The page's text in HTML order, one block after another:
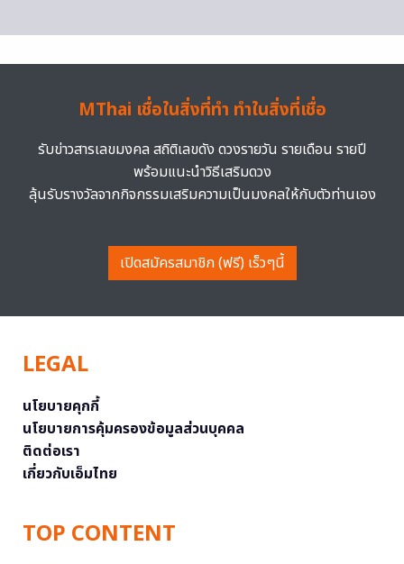
MThai เชื่อในสิ่งที่ทำ ทำในสิ่งที่เชื่อ
รับข่าวสารเลขมงคล สถิติเลขดัง ดวงรายวัน รายเดือน รายปี
พร้อมแนะนำวิธีเสริมดวง
ลุ้นรับรางวัลจากกิจกรรมเสริมความเป็นมงคลให้กับตัวท่านเอง
เปิดสมัครสมาชิก (ฟรี) เร็วๆนี้
LEGAL
นโยบายคุกกี้
นโยบายการคุ้มครองข้อมูลส่วนบุคคล
ติดต่อเรา
เกี่ยวกับเอ็มไทย
TOP CONTENT